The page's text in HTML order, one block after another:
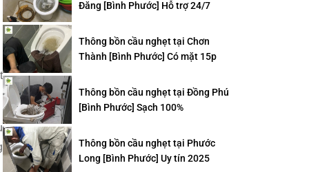
Đăng [Bình Phước] Hỗ trợ 24/7
Thông bồn cầu nghẹt tại Chơn
Thành [Bình Phước] Có mặt 15p
Thông bồn cầu nghẹt tại Đồng Phú
[Bình Phước] Sạch 100%
Thông bồn cầu nghẹt tại Phước
Long [Bình Phước] Uy tín 2025